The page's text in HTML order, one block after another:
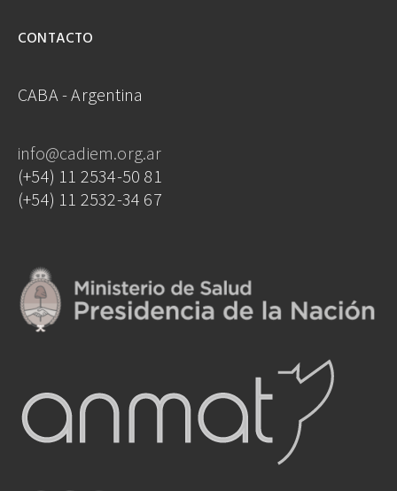
CONTACTO
CABA - Argentina
info@cadiem.org.ar
(+54) 11 2534-50 81
(+54) 11 2532-34 67